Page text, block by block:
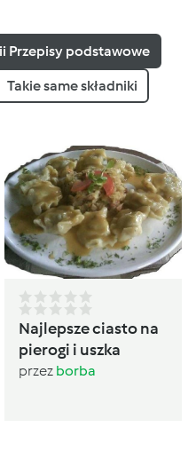
Przepisy podstawowe
Takie same składniki
Najlepsze ciasto na
pierogi i uszka
przez borba